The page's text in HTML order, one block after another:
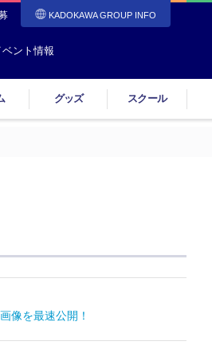
KADOKAWA GROUP INFO
ベント情報
グッズ スクール
像を最速公開！